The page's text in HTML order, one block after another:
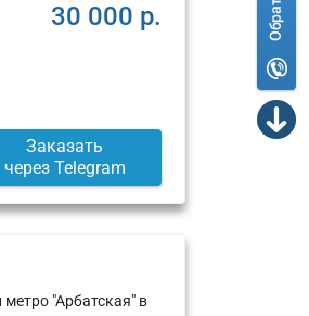
30 000 р.
Заказать
через Telegram
"Арбатская" в